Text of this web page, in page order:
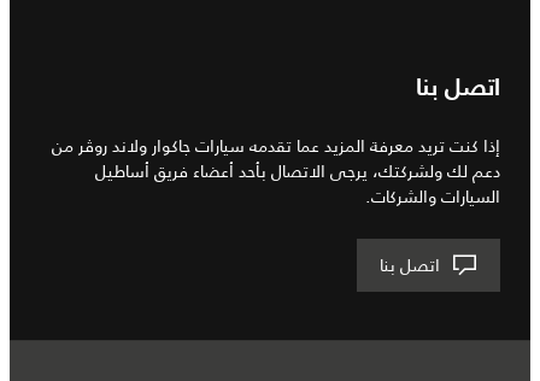
اتصل بنا
إذا كنت تريد معرفة المزيد عما تقدمه سيارات جاكوار ولاند روڤر من
دعم لك ولشركتك، يرجى الاتصال بأحد أعضاء فريق أساطيل
السيارات والشركات.
اتصل بنا